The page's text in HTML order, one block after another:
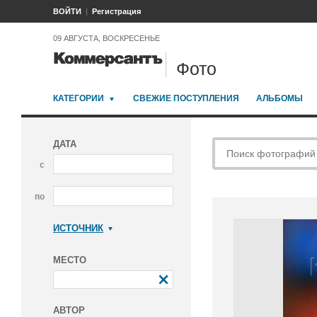
ВОЙТИ Регистрация
09 АВГУСТА, ВОСКРЕСЕНЬЕ
Фото
КАТЕГОРИИ СВЕЖИЕ ПОСТУПЛЕНИЯ АЛЬБОМЫ
ДАТА
с
по
ИСТОЧНИК
МЕСТО
АВТОР